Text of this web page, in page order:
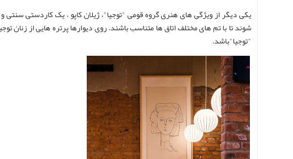
یکی دیگر از ویژگی های هنری گروه قومی "توجیا"، ژیلان کاپو ، یک کاردستی
شوند تا با تم های مختلف اتاق ها متناسب باشند. روی دیوارها پرتره هایی از
"توجیا"باشد.